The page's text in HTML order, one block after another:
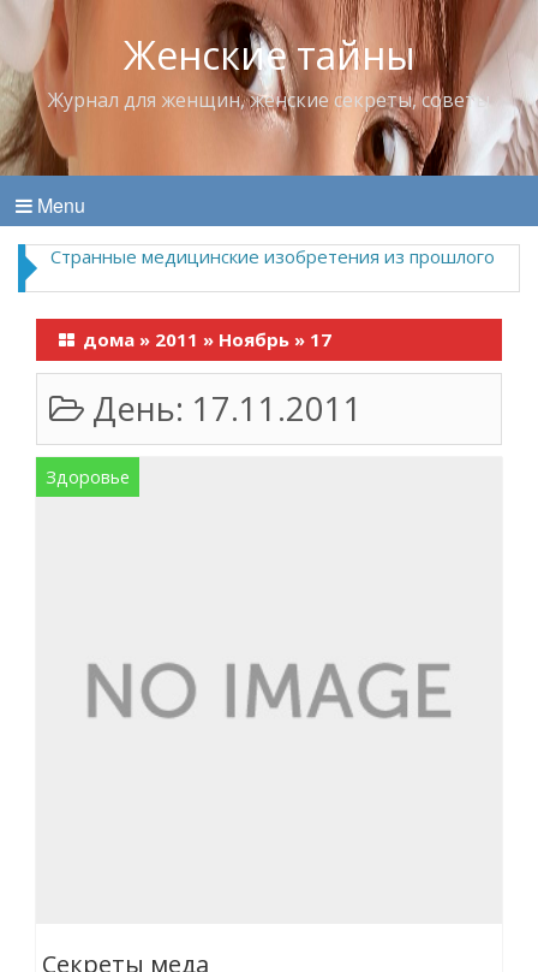
Женские тайны
Журнал для женщин, женские секреты, советы
Menu
Странные медицинские изобретения из прошлого
дома » 2011 » Ноябрь » 17
День: 17.11.2011
Здоровье
Секреты меда